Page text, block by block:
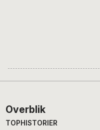
Footer
Overblik
TOPHISTORIER